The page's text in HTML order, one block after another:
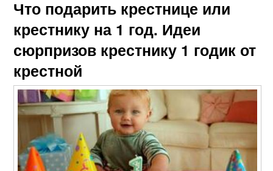
Что подарить крестнице или
крестнику на 1 год. Идеи
сюрпризов крестнику 1 годик от
крестной